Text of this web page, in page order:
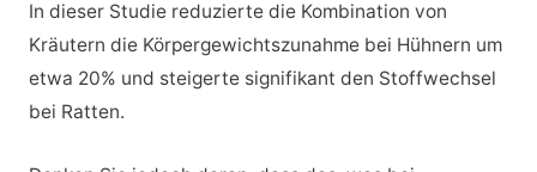
In dieser Studie reduzierte die Kombination von
Kräutern die Körpergewichtszunahme bei Hühnern um
etwa 20% und steigerte signifikant den Stoffwechsel
bei Ratten.